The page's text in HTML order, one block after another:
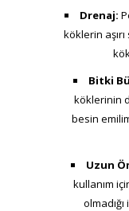
Drenaj:
köklerin
Bitki
köklerinin
besin
Uzun
kullanım